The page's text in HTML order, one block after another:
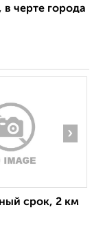
черте города
›
срок, 2 км